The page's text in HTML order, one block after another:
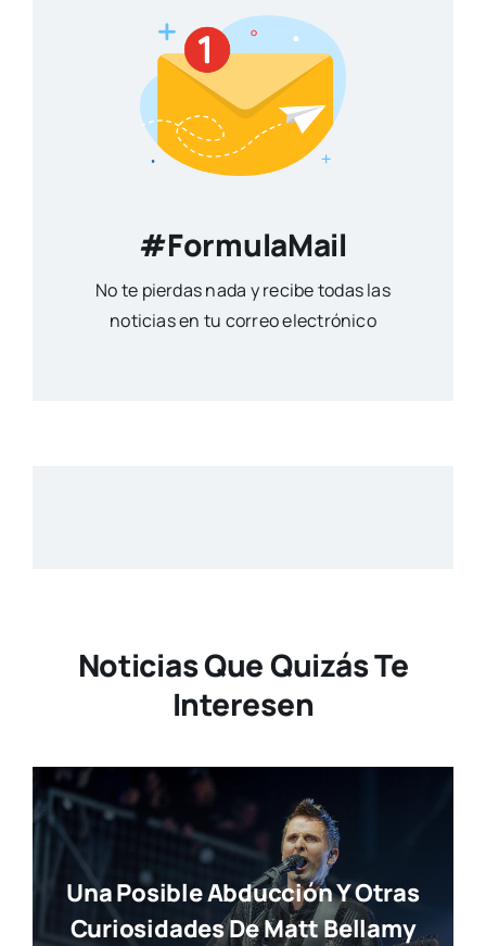
#FormulaMail
No te pierdas nada y recibe todas las
noticias en tu correo electrónico
Noticias Que Quizás Te
Interesen
Una Posible Abducción Y Otras
Curiosidades De Matt Bellamy